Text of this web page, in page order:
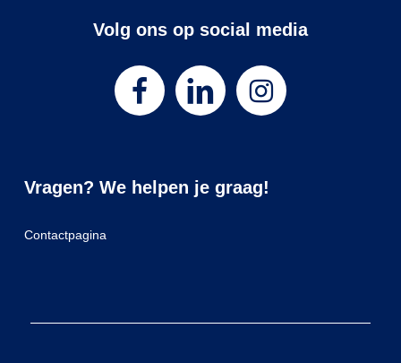
Volg ons op social media
Vragen? We helpen je graag!
Contactpagina